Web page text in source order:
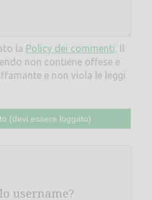
la Policy dei commenti. Il
non contiene offese e
e non viola le leggi
username?